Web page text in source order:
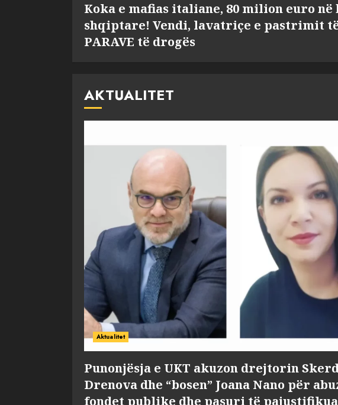
Koka e mafias italiane, 80 milion euro në
shqiptare! Vendi, lavatriçe e pastrimit
PARAVE të drogës
AKTUALITET
Aktualitet
Punonjësja e UKT akuzon drejtorin
Drenova dhe “bosen” Joana Nano për
fondet publike dhe pasuri të